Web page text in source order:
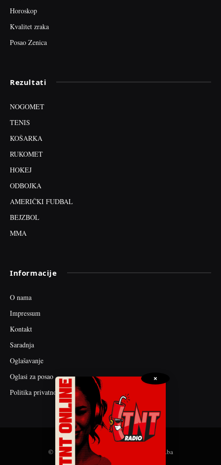
Horoskop
Kvalitet zraka
Posao Zenica
Rezultati
NOGOMET
TENIS
KOŠARKA
RUKOMET
HOKEJ
ODBOJKA
AMERIČKI FUDBAL
BEJZBOL
MMA
Informacije
O nama
Impressum
Kontakt
Saradnja
Oglašavanje
Oglasi za posao
Politika privatnosti
© 2026 web dizajn i seo optimizacija by tnt.ba
×